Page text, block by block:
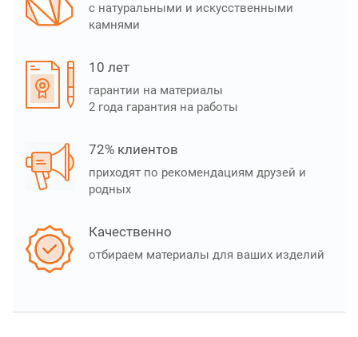
с натуральными и искусственными
камнями
10 лет
гарантии на материалы
2 года гарантия на работы
72% клиентов
приходят по рекомендациям друзей и
родных
Качественно
отбираем материалы для ваших изделий